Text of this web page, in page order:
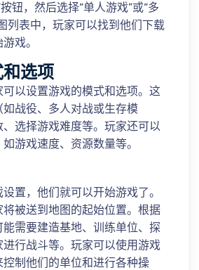
钮，然后选择“单人游戏”或“多
列表中，玩家可以找到他们下载
戏。
选项
以设置游戏的模式和选项。这
战役、多人对战或生存模
选择游戏难度等。玩家还可以
游戏速度、资源数量等。
置，他们就可以开始游戏了。
被送到地图的起始位置。根据
需要建造基地、训练单位、探
行战斗等。玩家可以使用游戏
制他们的单位和进行各种操